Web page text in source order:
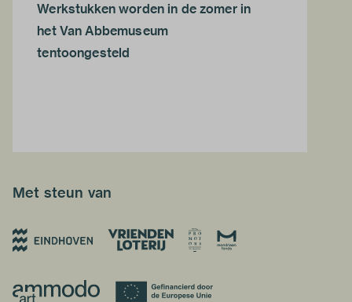
Werkstukken worden in de zomer in
het Van Abbemuseum
tentoongesteld
Met steun van